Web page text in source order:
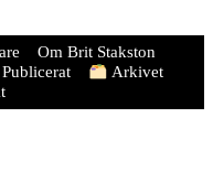
Om Brit Stakston
Publicerat
Arkivet